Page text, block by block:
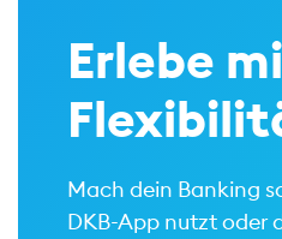
Erlebe
Mach dein Banking
DKB-App nutzt oder